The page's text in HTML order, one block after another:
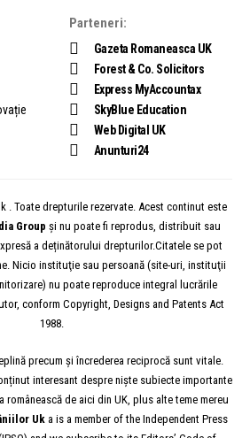
Parteneri:
Gazeta Romaneasca UK
Forest & Co. Solicitors
Express MyAccountax
SkyBlue Education
Web Digital UK
Anunturi24
. Toate drepturile rezervate. Acest continut este
Group și nu poate fi reprodus, distribuit sau
a deținătorului drepturilor.Citatele se pot
Nicio instituţie sau persoană (site-uri, instituţii
nu poate reproduce integral lucrările
conform Copyright, Designs and Patents Act
1988.
precum și încrederea reciprocă sunt vitale.
interesant despre niște subiecte importante
de aici din UK, plus alte teme mereu
Uk a is a member of the Independent Press